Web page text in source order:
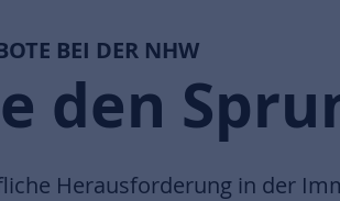
BEI DER NHW
den
Herausforderung in der